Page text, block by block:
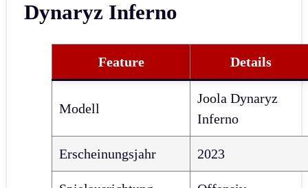
Dynaryz Inferno
Feature Details
Modell
Joola Dynaryz
Inferno
Erscheinungsjahr 2023